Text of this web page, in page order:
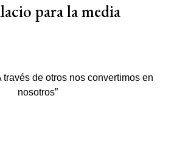
para la media